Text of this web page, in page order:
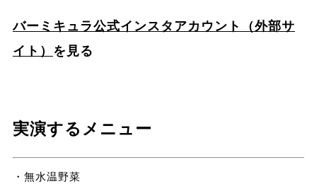
バーミキュラ公式インスタアカウント（外部サ
イト） を見る
実演するメニュー
・無水温野菜